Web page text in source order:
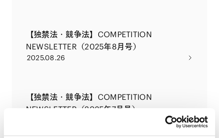
【独禁法・競争法】COMPETITION
NEWSLETTER（2025年8月号）
2025.08.26
【独禁法・競争法】COMPETITION
NEWSLETTER（2025年7月号）